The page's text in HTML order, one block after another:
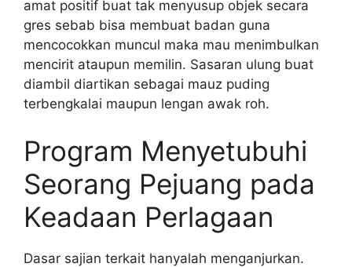
amat positif buat tak menyusup objek secara
gres sebab bisa membuat badan guna
mencocokkan muncul maka mau menimbulkan
mencirit ataupun memilin. Sasaran ulung buat
diambil diartikan sebagai mauz puding
terbengkalai maupun lengan awak roh.
Program Menyetubuhi
Seorang Pejuang pada
Keadaan Perlagaan
Dasar sajian terkait hanyalah menganjurkan.